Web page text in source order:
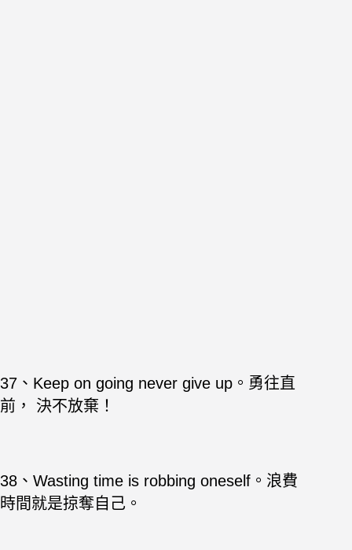
37、Keep on going never give up。勇往直
前， 決不放棄！
38、Wasting time is robbing oneself。浪費
時間就是掠奪自己。